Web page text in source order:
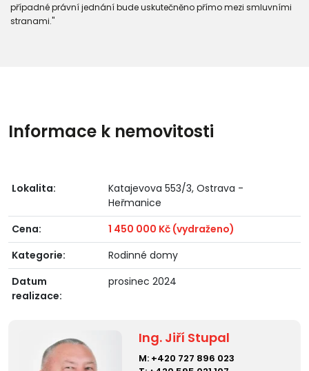
případné právní jednání bude uskutečněno přímo mezi smluvními
stranami."
Informace k nemovitosti
Lokalita:
Katajevova 553/3, Ostrava -
Heřmanice
Cena:
1 450 000 Kč (vydraženo)
Kategorie:
Rodinné domy
Datum
realizace:
prosinec 2024
Ing. Jiří Stupal
M: +420 727 896 023